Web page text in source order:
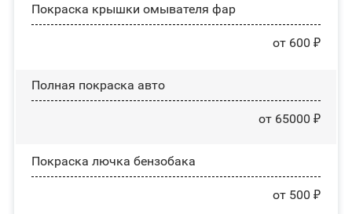
Покраска крышки омывателя фар
от 600 ₽
Полная покраска авто
от 65000 ₽
Покраска лючка бензобака
от 500 ₽